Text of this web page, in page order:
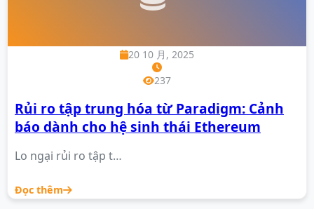
20 10 月, 2025
237
Rủi ro tập trung hóa từ Paradigm: Cảnh
báo dành cho hệ sinh thái Ethereum
Lo ngại rủi ro tập t…
Đọc thêm